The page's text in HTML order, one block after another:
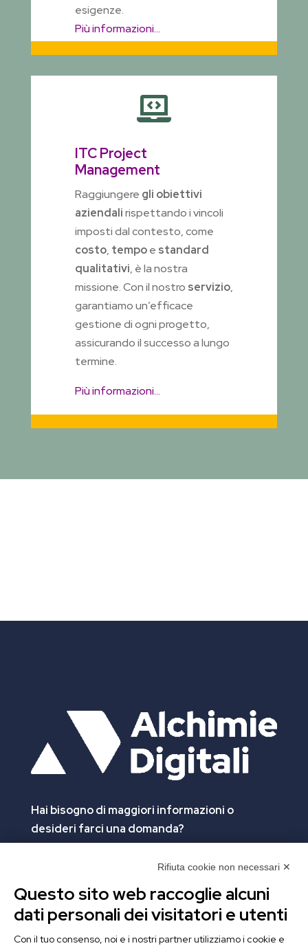
esigenze.
Più informazioni…

ITC Project
Management
Raggiungere gli obiettivi
aziendalirispettando i vincoli
imposti dal contesto, come
costo, tempoe standard
qualitativi, è la nostra
missione. Con il nostro servizio,
garantiamo un’efficace
gestione di ogni progetto,
assicurando il successo a lungo
termine.
Più informazioni…
Hai bisogno di maggiori informazioni o
desideri farci una domanda?
Clicca e compila il form. Verrai contattato
Contattaci
Alchimie Digitali Srl
Rifiuta cookie non necessari ✕
Questo sito web raccoglie alcuni
dati personali dei visitatori e utenti
Con il tuo consenso, noi e i nostri partner utilizziamo i cookie e